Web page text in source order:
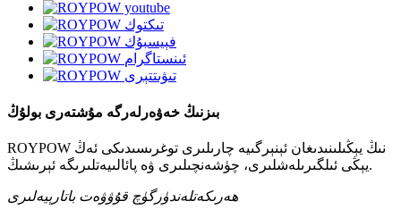
بىزنىڭ خەۋەرلەرگە مۇشتەرى بولۇڭ
ROYPOW نىڭ يېڭىلىنىدىغان ئېنېرگىيە چارىلىرى توغرىسىدىكى ئەڭ
يېڭى ئىلگىرىلەشلىرى، چۈشەنچىلىرى ۋە پائالىيەتلىرىگە ئېرىشىڭ.
ھەرىكەتلەندۈرگۈچ قۇۋۋەت باتارېيەلىرى